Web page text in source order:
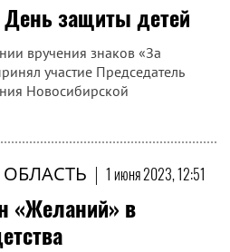
защиты детей
вручения знаков «За
участие Председатель
Новосибирской
| 1 июня 2023, 12:51
«Желаний» в